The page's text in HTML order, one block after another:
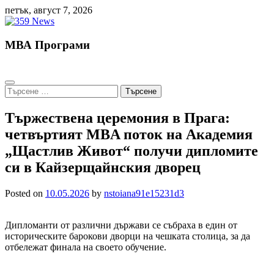
Skip
to
петък, август 7, 2026
МВА Програми
Търсене
за:
Тържествена церемония в Прага:
четвъртият MBA поток на Академия
„Щастлив Живот“ получи дипломите
си в Кайзерщайнския дворец
Posted on 10.05.2026 by nstoiana91e15231d3
Дипломанти от различни държави се събраха в един от
историческите барокови дворци на чешката столица, за да
отбележат финала на своето обучение.